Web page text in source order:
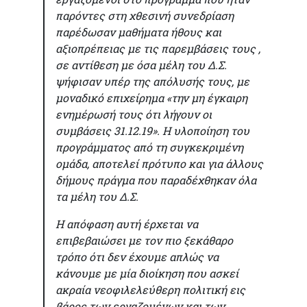
παρόντες στη χθεσινή συνεδρίαση
παρέδωσαν μαθήματα ήθους και
αξιοπρέπειας με τις παρεμβάσεις τους ,
σε αντίθεση με όσα μέλη του Δ.Σ.
ψήφισαν υπέρ της απόλυσής τους, με
μοναδικό επιχείρημα «την μη έγκαιρη
ενημέρωσή τους ότι λήγουν οι
συμβάσεις 31.12.19». Η υλοποίηση του
προγράμματος από τη συγκεκριμένη
ομάδα, αποτελεί πρότυπο και για άλλους
δήμους πράγμα που παραδέχθηκαν όλα
τα μέλη του Δ.Σ.
Η απόφαση αυτή έρχεται να
επιβεβαιώσει με τον πιο ξεκάθαρο
τρόπο ότι δεν έχουμε απλώς να
κάνουμε με μία διοίκηση που ασκεί
ακραία νεοφιλελεύθερη πολιτική εις